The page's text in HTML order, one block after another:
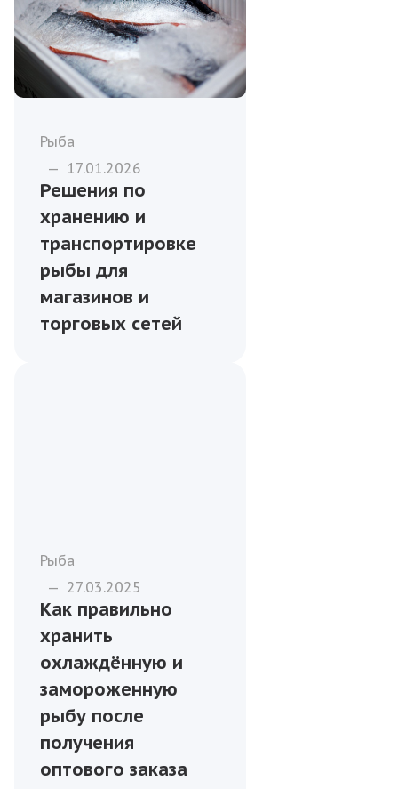
Рыба
— 17.01.2026
Решения по
хранению и
транспортировке
рыбы для
магазинов и
торговых сетей
Рыба
— 27.03.2025
Как правильно
хранить
охлаждённую и
замороженную
рыбу после
получения
оптового заказа